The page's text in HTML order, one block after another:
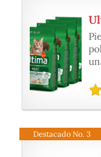
Destacado No. 3